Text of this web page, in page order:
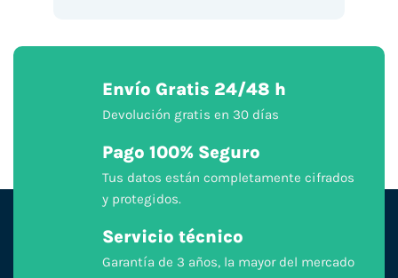
Envío Gratis 24/48 h
Devolución gratis en 30 días
Pago 100% Seguro
Tus datos están completamente cifrados
y protegidos.
Servicio técnico
Garantía de 3 años, la mayor del mercado